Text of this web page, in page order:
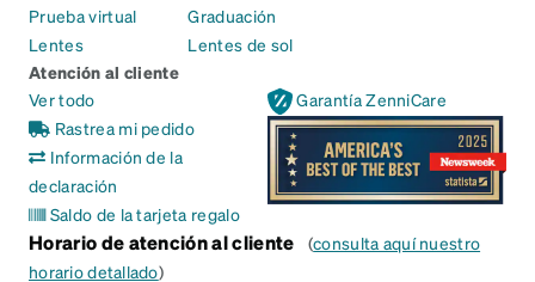
Prueba virtual
Lentes
Graduación
Lentes de sol
Atención al cliente
Ver todo
Rastrea mi pedido
Información de la
declaración
Saldo de la tarjeta regalo
Garantía ZenniCare
Horario de atención al cliente (consulta aquí nuestro
horario detallado)